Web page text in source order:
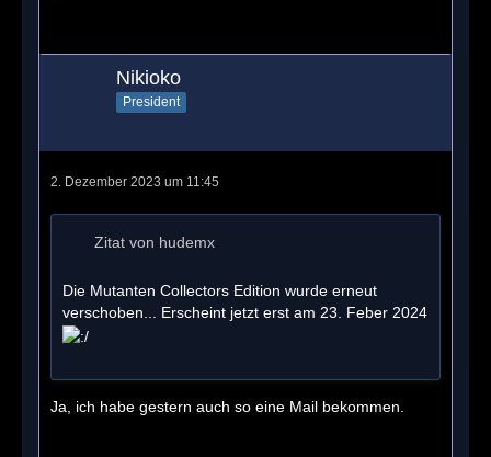
Nikioko
President
2. Dezember 2023 um 11:45
Zitat von hudemx
Die Mutanten Collectors Edition wurde erneut
verschoben... Erscheint jetzt erst am 23. Feber 2024
Ja, ich habe gestern auch so eine Mail bekommen.